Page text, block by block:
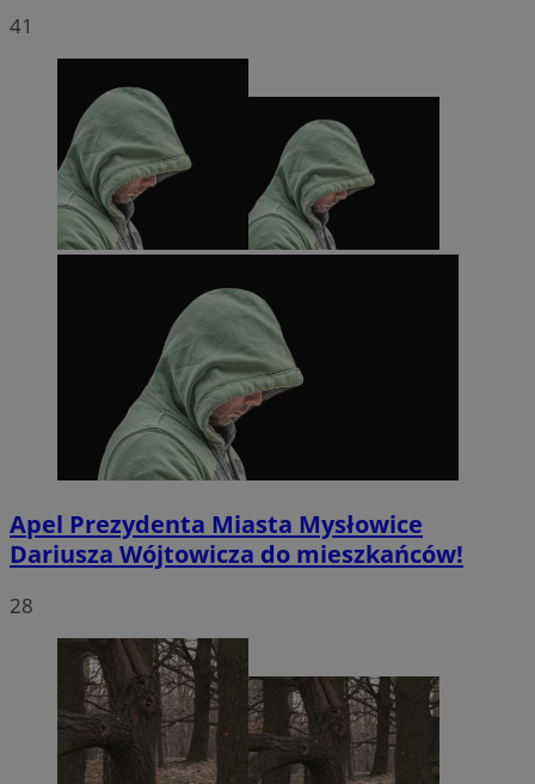
41
Apel Prezydenta Miasta Mysłowice
Dariusza Wójtowicza do mieszkańców!
28